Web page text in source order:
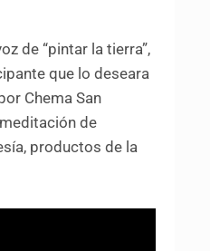
de “pintar la tierra”,
que lo deseara
Chema San
de
productos de la